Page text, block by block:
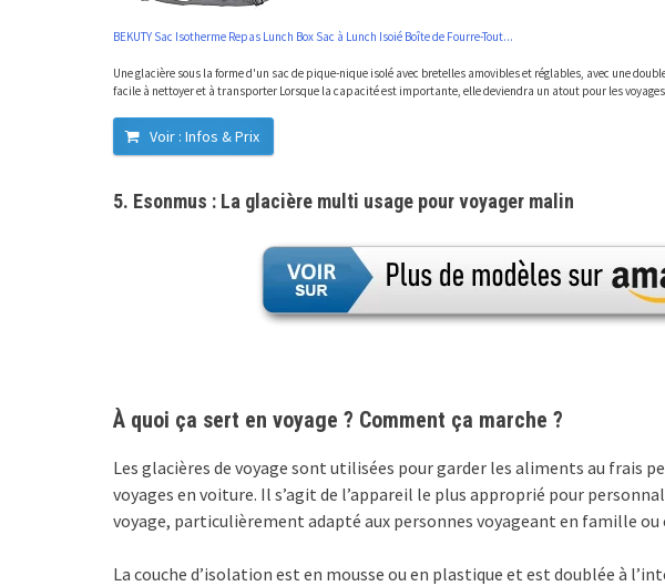
BEKUTY Sac Isotherme Repas Lunch Box Sac à Lunch Isoié Boîte de Fourre-Tout...
Une glacière sous la forme d'un sac de pique-nique isolé avec bretelles amovibles et réglables, avec une
facile à nettoyer et à transporter Lorsque la capacité est importante, elle deviendra un atout pour les
Voir : Infos & Prix
5. Esonmus : La glacière multi usage pour voyager malin
À quoi ça sert en voyage ? Comment ça marche ?
Les glacières de voyage sont utilisées pour garder les aliments au frais
voyages en voiture. Il s’agit de l’appareil le plus approprié pour
voyage, particulièrement adapté aux personnes voyageant en famille
La couche d’isolation est en mousse ou en plastique et est doublée à